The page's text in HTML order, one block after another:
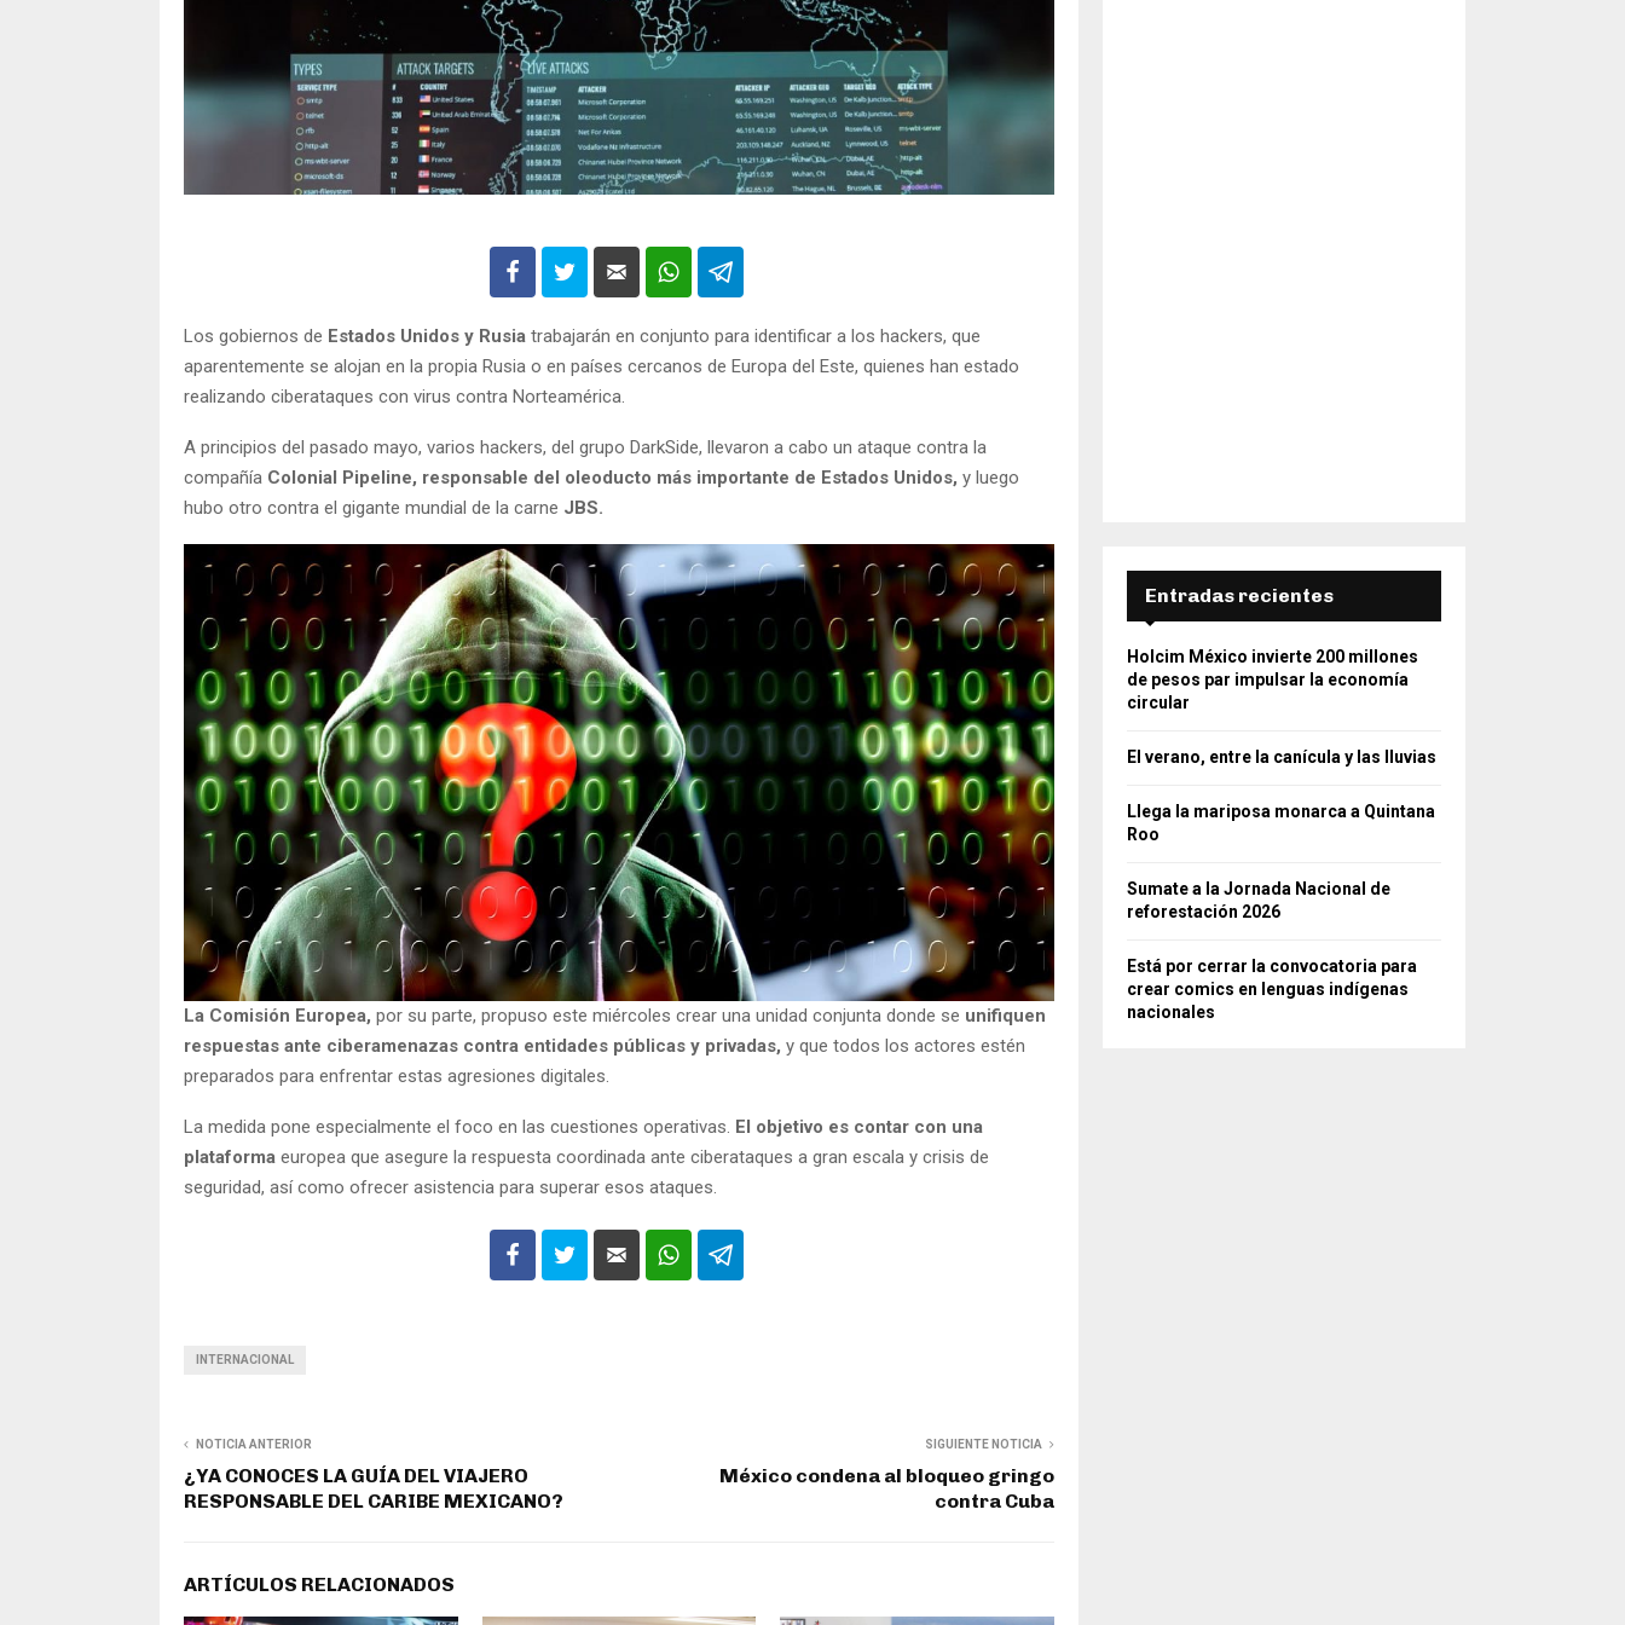
Los gobiernos de Estados Unidos y Rusia trabajarán en conjunto para identificar a los hackers, que
aparentemente se alojan en la propia Rusia o en países cercanos de Europa del Este, quienes han estado
realizando ciberataques con virus contra Norteamérica.
A principios del pasado mayo, varios hackers, del grupo DarkSide, llevaron a cabo un ataque contra la
compañía Colonial Pipeline, responsable del oleoducto más importante de Estados Unidos, y luego
hubo otro contra el gigante mundial de la carne JBS.
La Comisión Europea, por su parte, propuso este miércoles crear una unidad conjunta donde se unifiquen
respuestas ante ciberamenazas contra entidades públicas y privadas, y que todos los actores estén
preparados para enfrentar estas agresiones digitales.
La medida pone especialmente el foco en las cuestiones operativas. El objetivo es contar con una
plataforma europea que asegure la respuesta coordinada ante ciberataques a gran escala y crisis de
seguridad, así como ofrecer asistencia para superar esos ataques.
INTERNACIONAL
NOTICIA ANTERIOR
¿YA CONOCES LA GUÍA DEL VIAJERO
RESPONSABLE DEL CARIBE MEXICANO?
SIGUIENTE NOTICIA
México condena al bloqueo gringo
contra Cuba
ARTÍCULOS RELACIONADOS
Entradas recientes
Holcim México invierte 200 millones
de pesos par impulsar la economía
circular
El verano, entre la canícula y las lluvias
Llega la mariposa monarca a Quintana
Roo
Sumate a la Jornada Nacional de
reforestación 2026
Está por cerrar la convocatoria para
crear comics en lenguas indígenas
nacionales